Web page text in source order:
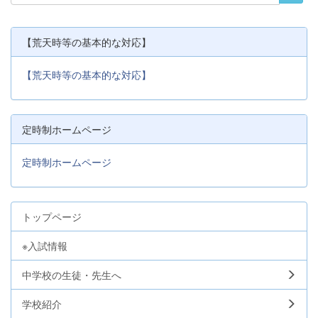
【荒天時等の基本的な対応】
【荒天時等の基本的な対応】
定時制ホームページ
定時制ホームページ
トップページ
※入試情報
中学校の生徒・先生へ
学校紹介